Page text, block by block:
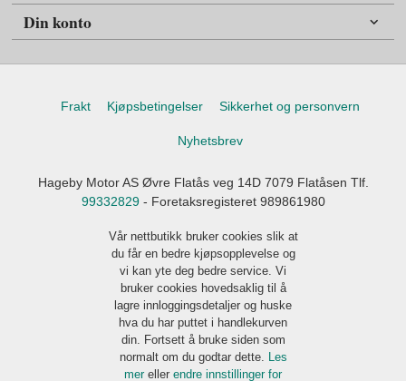
Din konto
Frakt Kjøpsbetingelser Sikkerhet og personvern
Nyhetsbrev
Hageby Motor AS Øvre Flatås veg 14D 7079 Flatåsen Tlf.
99332829- Foretaksregisteret 989861980
Vår nettbutikk bruker cookies slik at
du får en bedre kjøpsopplevelse og
vi kan yte deg bedre service. Vi
bruker cookies hovedsaklig til å
lagre innloggingsdetaljer og huske
hva du har puttet i handlekurven
din. Fortsett å bruke siden som
normalt om du godtar dette. Les
mer eller endre innstillinger for